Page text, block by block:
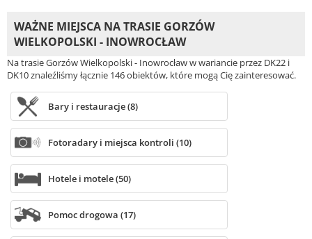
WAŻNE MIEJSCA NA TRASIE GORZÓW
WIELKOPOLSKI - INOWROCŁAW
Na trasie Gorzów Wielkopolski - Inowrocław w wariancie przez DK22 i
DK10 znaleźliśmy łącznie 146 obiektów, które mogą Cię zainteresować.
Bary i restauracje (8)
Fotoradary i miejsca kontroli (10)
Hotele i motele (50)
Pomoc drogowa (17)